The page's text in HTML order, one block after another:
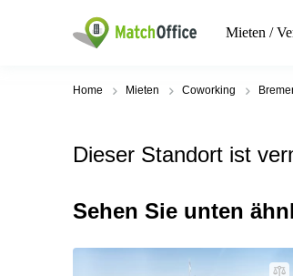
Mieten /
Home Mieten Coworking
Dieser Standort ist
Sehen Sie unten